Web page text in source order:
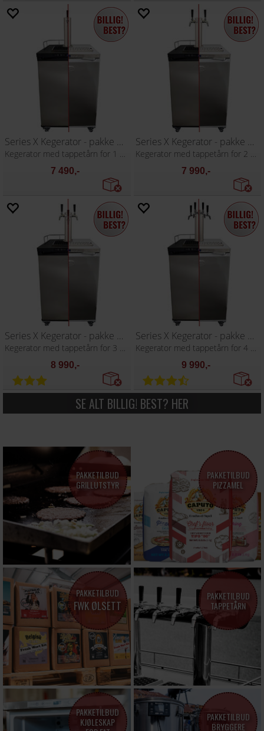
Series X Kegerator - pakke med 1 kran
7 490,-
Series X Kegerator - pakke med 2 kraner
7 990,-
Series X Kegerator - pakke med 3 kraner
Kegerator med tappetårn for 3 kraner
8 990,-
Series X Kegerator - pakke med 4 kraner
Kegerator med tappetårn for 4 kraner
9 990,-
SE ALT BILLIG! BEST? HER
PAKKETILBUD
GRILLUTSTYR
PAKKETILBUD
PIZZAMEL
PAKKETILBUD
FWK ØLSETT
PAKKETILBUD
TAPPETÅRN
PAKKETILBUD
KJØLESKAP
PAKKETILBUD
BRYGGERE